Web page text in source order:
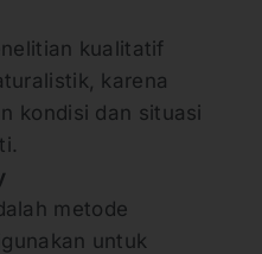
kualitatif
karena
kondisi dan situasi
metode
untuk